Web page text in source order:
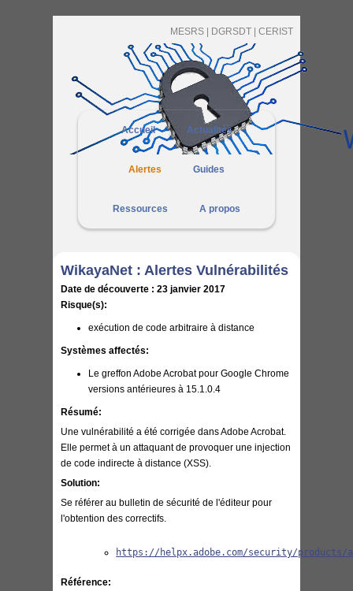
MESRS | DGRSDT | CERIST
Accueil Actualités
Alertes Guides
Ressources A propos
WikayaNet : Alertes Vulnérabilités
Date de découverte :23 janvier 2017
Risque(s):
exécution de code arbitraire à distance
Systèmes affectés:
Le greffon Adobe Acrobat pour Google Chrome
versions antérieures à 15.1.0.4
Résumé:
Une vulnérabilité a été corrigée dansAdobe Acrobat.
Elle permet à un attaquant de provoquer une injection
de code indirecte à distance (XSS).
Solution:
Se référer au bulletin de sécurité de l'éditeur pour
l'obtention des correctifs.
https://helpx.adobe.com/security/products/
Référence: